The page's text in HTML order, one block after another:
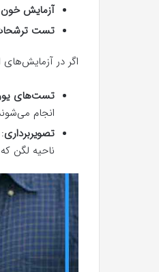
آزمایش خون
تست
اگر در
تست‌های
انجام
تصویربرداری
ناحیه لگن